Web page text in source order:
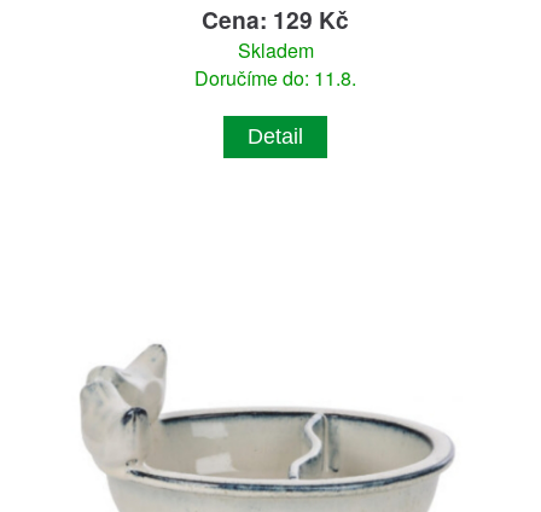
Cena: 129 Kč
Skladem
Doručíme do: 11.8.
Detail